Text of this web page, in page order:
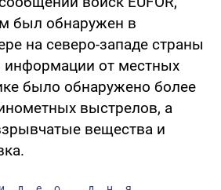
был обнаружен в
на северо-западе страны
информации от местных
было обнаружено более
выстрелов, а
вещества и